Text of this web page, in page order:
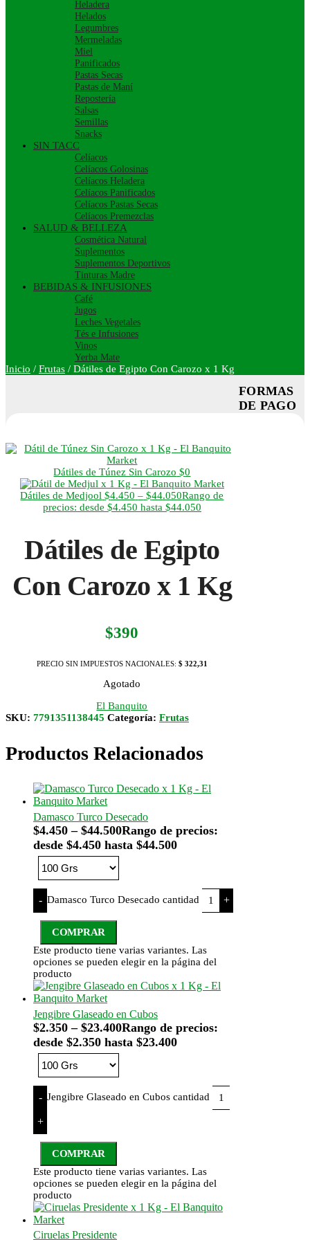
Heladera
Helados
Legumbres
Mermeladas
Miel
Panificados
Pastas Secas
Pastas de Maní
Repostería
Salsas
Semillas
Snacks
SIN TACC
Celíacos
Celíacos Golosinas
Celíacos Heladera
Celíacos Panificados
Celíacos Pastas Secas
Celíacos Premezclas
SALUD & BELLEZA
Cosmética Natural
Suplementos
Suplementos Deportivos
Tinturas Madre
BEBIDAS & INFUSIONES
Café
Jugos
Leches Vegetales
Tés e Infusiones
Vinos
Yerba Mate
Inicio / Frutas / Dátiles de Egipto Con Carozo x 1 Kg
Dátiles de Túnez Sin Carozo $0
Dátiles de Medjool $4.450 – $44.050Rango de
precios: desde $4.450 hasta $44.050
Dátiles de Egipto
Con Carozo x 1 Kg
$390
PRECIO SIN IMPUESTOS NACIONALES: $ 322,31
Agotado
El Banquito
SKU: 7791351138445 Categoría: Frutas
Productos Relacionados
Damasco Turco Desecado
$4.450 – $44.500Rango de precios:
desde $4.450 hasta $44.500
- Damasco Turco Desecado cantidad +
COMPRAR
Este producto tiene varias variantes. Las
opciones se pueden elegir en la página del
producto
Jengibre Glaseado en Cubos
$2.350 – $23.400Rango de precios:
desde $2.350 hasta $23.400
- Jengibre Glaseado en Cubos cantidad
+
COMPRAR
Este producto tiene varias variantes. Las
opciones se pueden elegir en la página del
producto
Ciruelas Presidente
FORMAS
DE PAGO